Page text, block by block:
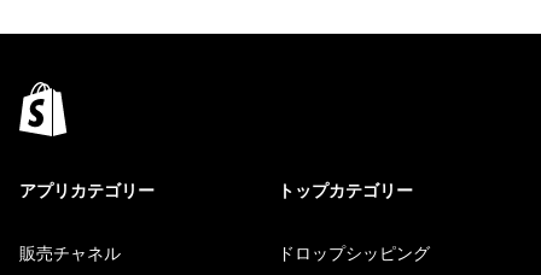
アプリカテゴリー
販売チャネル
トップカテゴリー
ドロップシッピング